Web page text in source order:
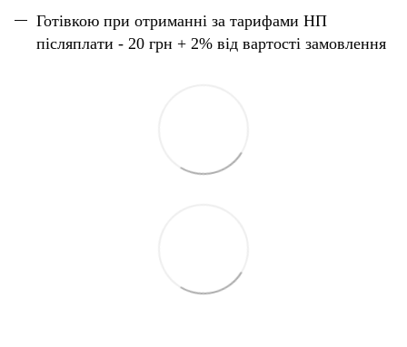
Готівкою при отриманні за тарифами НП
післяплати - 20 грн + 2% від вартості замовлення